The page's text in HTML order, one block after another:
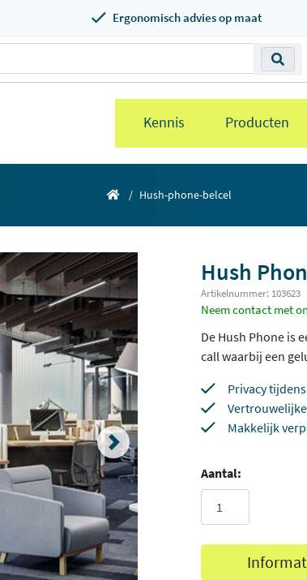
Ergonomisch advies op maat
Kennis Producten
Hush-phone-belcel
Hush
Artikelnummer: 103623
Neem contact met
De Hush Phone is
call waarbij een
Privacy
Makkelijk
Aantal: